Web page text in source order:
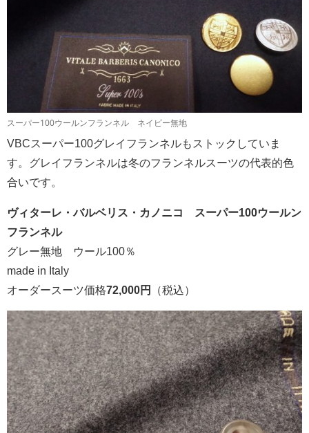
スーパー100ウールンフランネル ネイビー無地
VBCスーパー100グレイフランネルもストックしていま
す。グレイフランネルは冬のフランネルスーツの代表的色
合いです。
ヴィターレ・バルベリス・カノニコ スーパー100ウールン
フランネル
グレー無地 ウール100％
made in Italy
オーダースーツ価格72,000円 （税込）